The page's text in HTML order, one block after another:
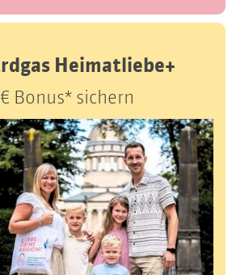
Heimatliebe+
Bonus* sichern